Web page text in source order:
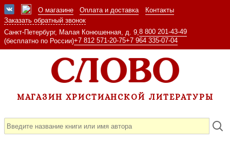
О магазине Оплата и доставка
Контакты
Заказать обратный звонок
Санкт-Петербург, Малая Конюшенная, д. 9, 8 800 201-43-49
(бесплатно по России)+7 812 571-20-75+7 964 335-07-04
МАГАЗИН ХРИСТИАНСКОЙ ЛИТЕРАТУРЫ